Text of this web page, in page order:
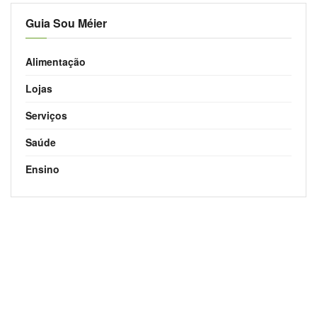
Guia Sou Méier
Alimentação
Lojas
Serviços
Saúde
Ensino